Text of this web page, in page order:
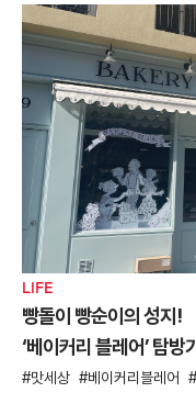
LIFE
빵돌이 빵순이의 성지!
‘베이커리 블레어’ 탐방기
맛세상 베이커리블레어